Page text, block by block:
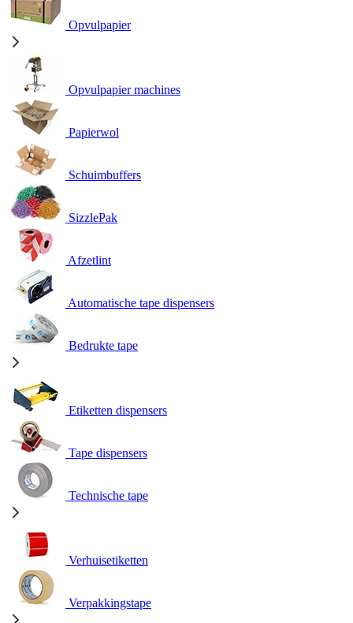
Opvulpapier
Opvulpapier machines
Papierwol
Schuimbuffers
SizzlePak
Afzetlint
Automatische tape dispensers
Bedrukte tape
Etiketten dispensers
Tape dispensers
Technische tape
Verhuisetiketten
Verpakkingstape